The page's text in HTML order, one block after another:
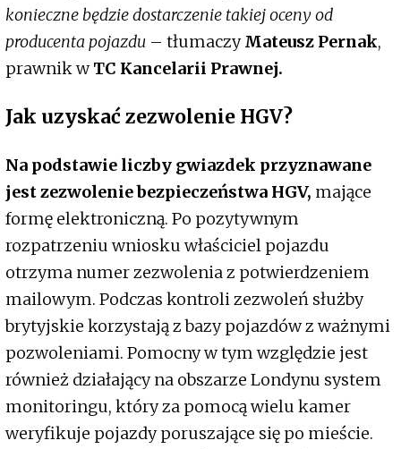
konieczne będzie dostarczenie takiej oceny od
producenta pojazdu – tłumaczyMateusz Pernak,
prawnik wTC Kancelarii Prawnej.
Jak uzyskać zezwolenie HGV?
Na podstawie liczby gwiazdek przyznawane
jest zezwolenie bezpieczeństwa HGV, mające
formę elektroniczną. Po pozytywnym
rozpatrzeniu wniosku właściciel pojazdu
otrzyma numer zezwolenia z potwierdzeniem
mailowym. Podczas kontroli zezwoleń służby
brytyjskie korzystają z bazy pojazdów z ważnymi
pozwoleniami. Pomocny w tym względzie jest
również działający na obszarze Londynu system
monitoringu, który za pomocą wielu kamer
weryfikuje pojazdy poruszające się po mieście.